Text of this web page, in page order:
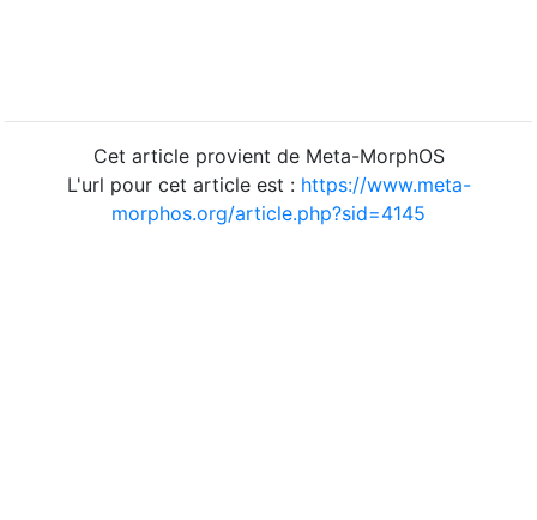
Cet article provient de Meta-MorphOS
L'url pour cet article est : https://www.meta-
morphos.org/article.php?sid=4145